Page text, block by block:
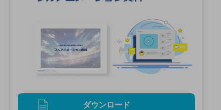
ダウンロード